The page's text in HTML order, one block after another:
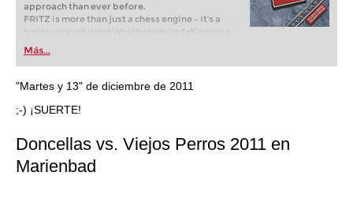
approach than ever before.
FRITZ is more than just a chess engine – it’s a
training revolution! Whether you’re taking your
first steps into the world of club chess, or already
playing at a tournament level: with FRITZ, you can
train more efficiently, intelligently and with a
more personalised approach than ever before.
Más...
"Martes y 13" de diciembre de 2011
;-) ¡SUERTE!
Doncellas vs. Viejos Perros 2011 en
Marienbad